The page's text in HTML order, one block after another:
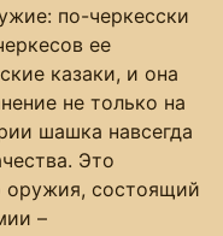
по-черкесски
ее
казаки, и она
не только на
шашка навсегда
Это
оружия, состоящий
–